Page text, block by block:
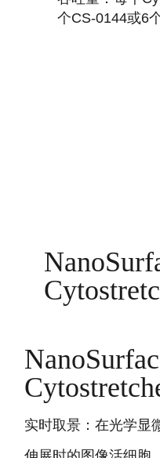
个CS-0144或6
实时取景：在光学显